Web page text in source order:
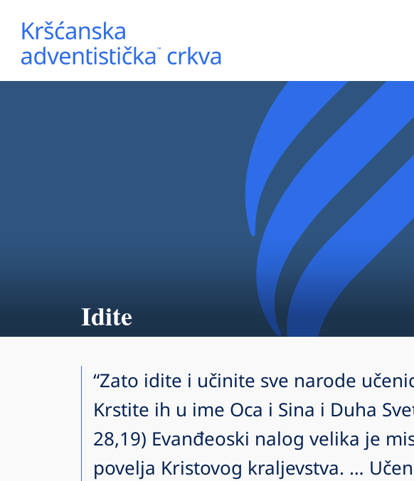
Idite
“Zato idite i učinite sve narode
Krstite ih u ime Oca i Sina i Duha
28,19) Evanđeoski nalog velika je
povelja Kristovog kraljevstva. …